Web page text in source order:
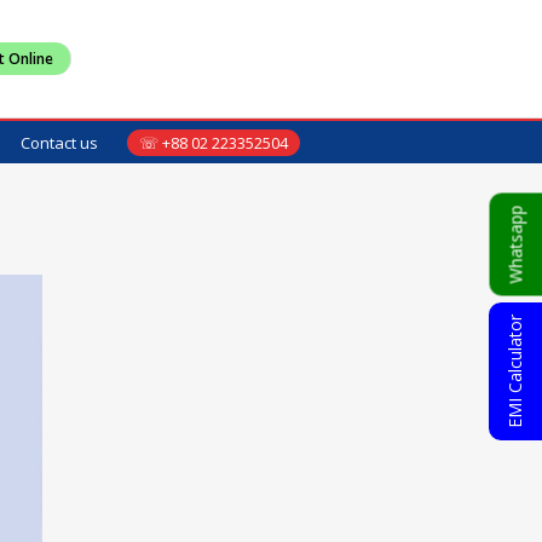
Online
Contact us ☏ +88 02 223352504
Whatsapp
EMI Calculator